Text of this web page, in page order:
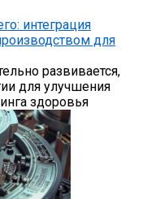
интеграция
для
развивается,
для улучшения
здоровья